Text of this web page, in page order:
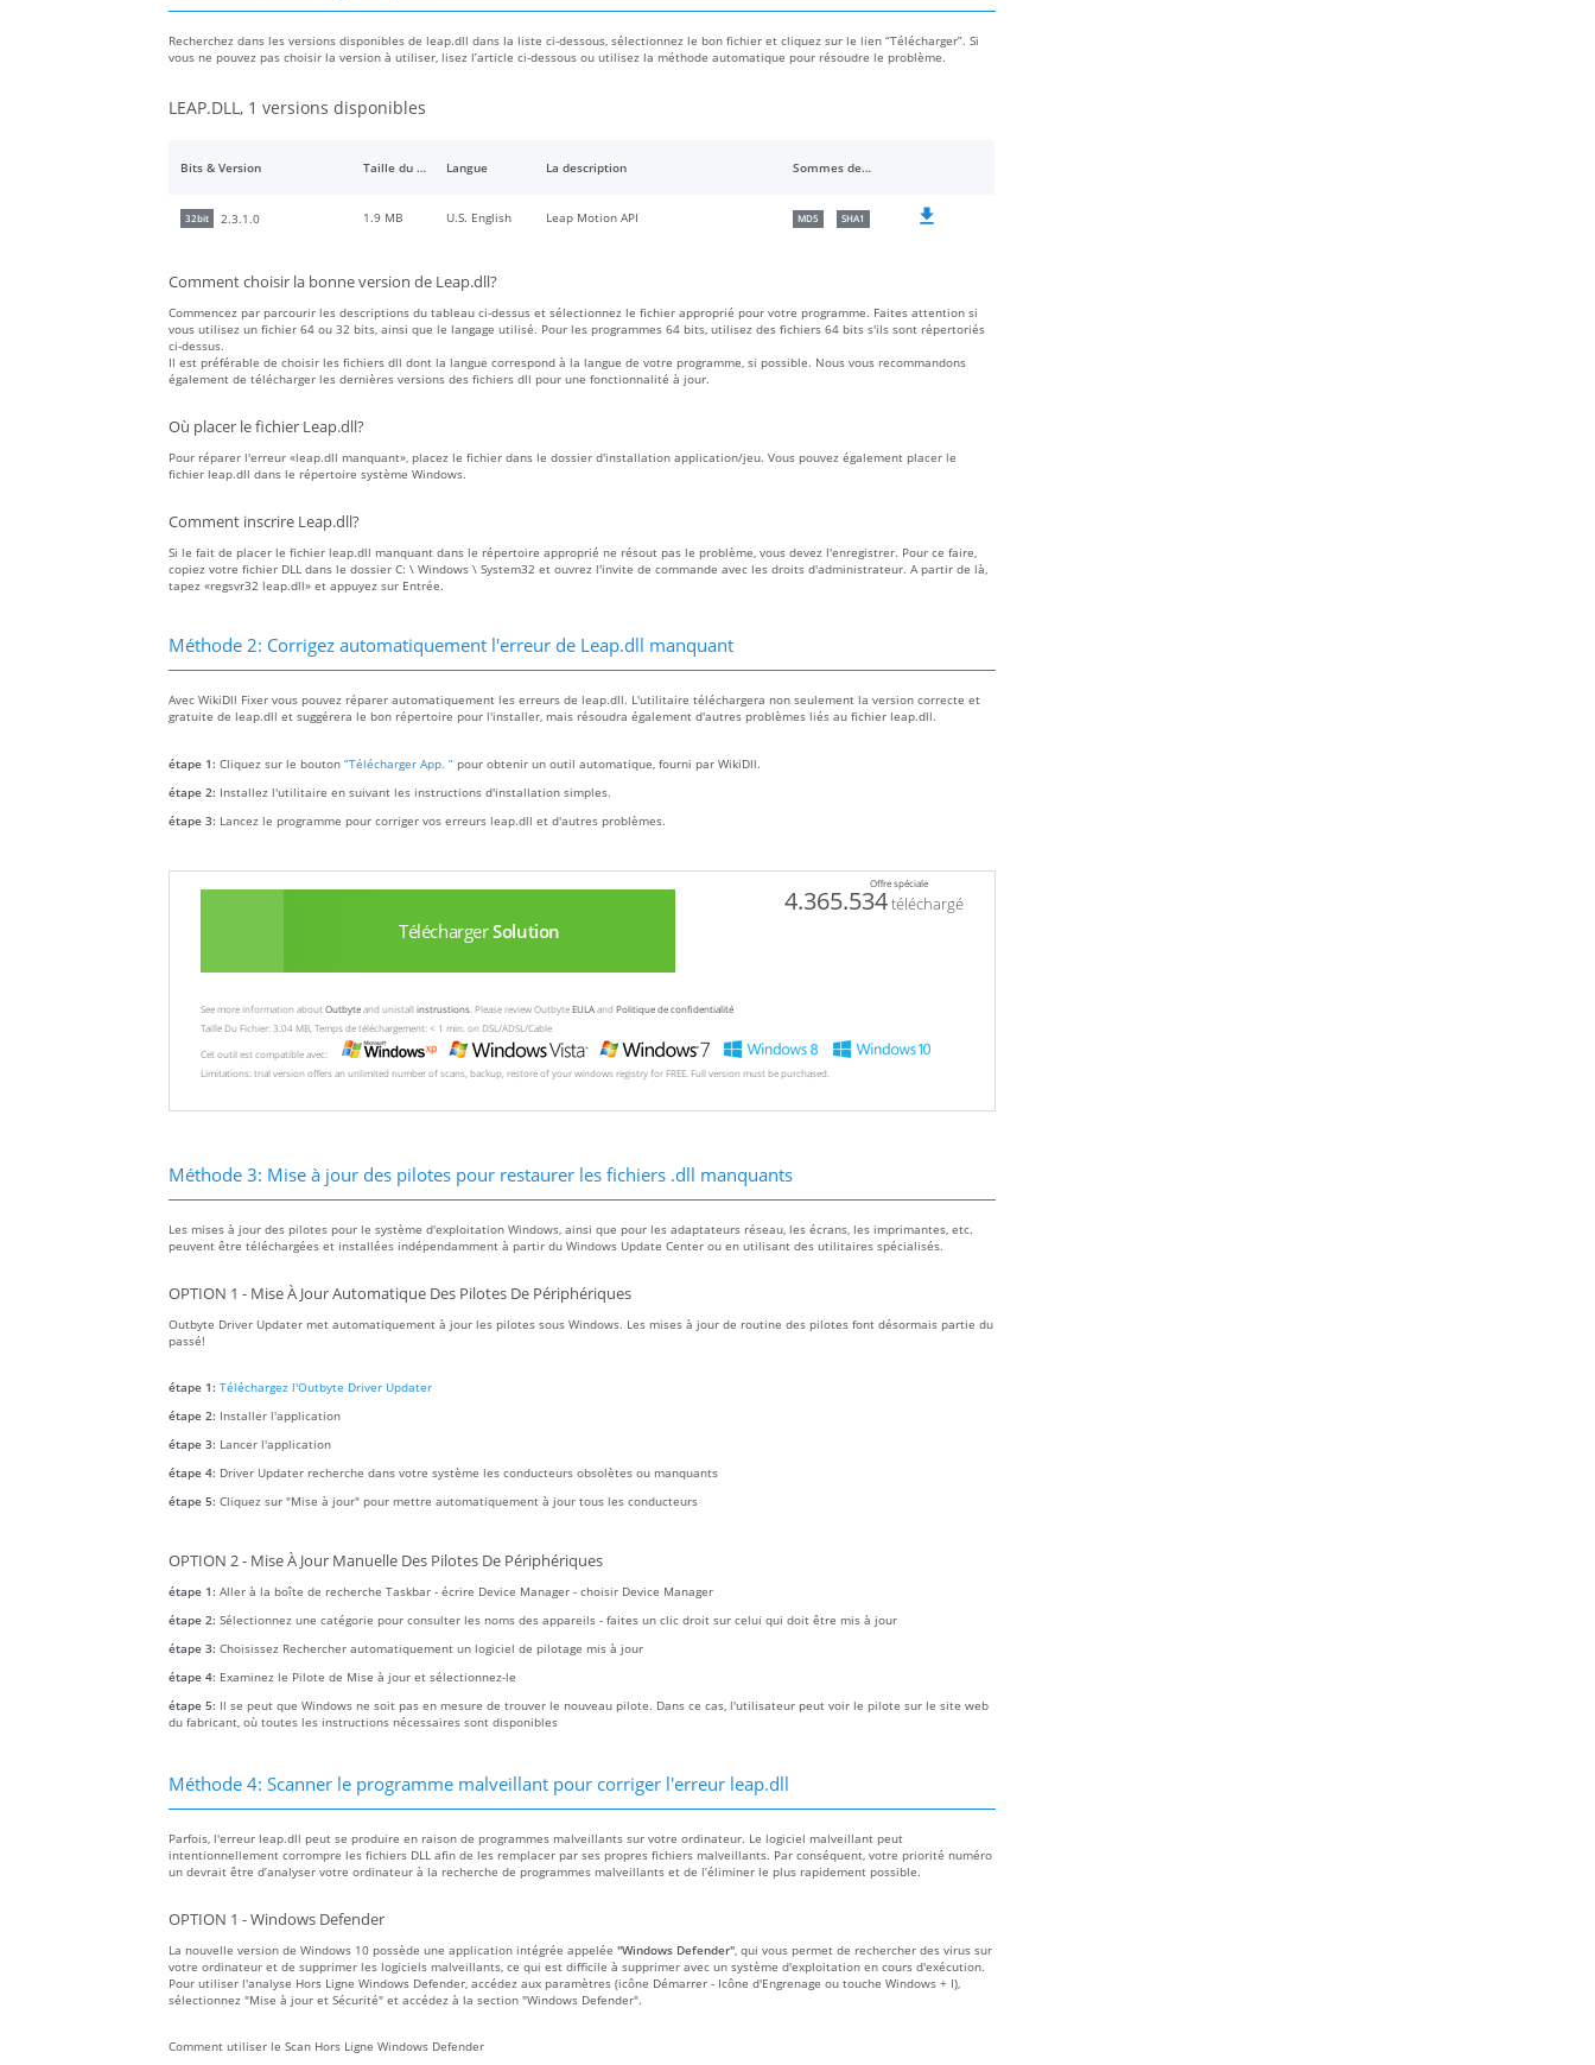
Recherchez dans les versions disponibles de leap.dll dans la liste ci-dessous, sélectionnez le bon fichier et cliquez sur le lien “Télécharger”. Si
vous ne pouvez pas choisir la version à utiliser, lisez l’article ci-dessous ou utilisez la méthode automatique pour résoudre le problème.
LEAP.DLL, 1 versions disponibles
Bits & Version Taille du fichier Langue La description Sommes de contrôle
32bit 2.3.1.0 1.9 MB U.S. English Leap Motion API MD5 SHA1
Comment choisir la bonne version de Leap.dll?
Commencez par parcourir les descriptions du tableau ci-dessus et sélectionnez le fichier approprié pour votre programme. Faites attention si
vous utilisez un fichier 64 ou 32 bits, ainsi que le langage utilisé. Pour les programmes 64 bits, utilisez des fichiers 64 bits s'ils sont répertoriés
ci-dessus.
Il est préférable de choisir les fichiers dll dont la langue correspond à la langue de votre programme, si possible. Nous vous recommandons
également de télécharger les dernières versions des fichiers dll pour une fonctionnalité à jour.
Où placer le fichier Leap.dll?
Pour réparer l'erreur «leap.dll manquant», placez le fichier dans le dossier d'installation application/jeu. Vous pouvez également placer le
fichier leap.dll dans le répertoire système Windows.
Comment inscrire Leap.dll?
Si le fait de placer le fichier leap.dll manquant dans le répertoire approprié ne résout pas le problème, vous devez l'enregistrer. Pour ce faire,
copiez votre fichier DLL dans le dossier C: \ Windows \ System32 et ouvrez l'invite de commande avec les droits d'administrateur. A partir de là,
tapez «regsvr32 leap.dll» et appuyez sur Entrée.
Méthode 2: Corrigez automatiquement l'erreur de Leap.dll manquant
Avec WikiDll Fixer vous pouvez réparer automatiquement les erreurs de leap.dll. L'utilitaire téléchargera non seulement la version correcte et
gratuite de leap.dll et suggérera le bon répertoire pour l'installer, mais résoudra également d'autres problèmes liés au fichier leap.dll.
étape 1: Cliquez sur le bouton “Télécharger App. ” pour obtenir un outil automatique, fourni par WikiDll.
étape 2: Installez l'utilitaire en suivant les instructions d'installation simples.
étape 3: Lancez le programme pour corriger vos erreurs leap.dll et d'autres problèmes.
Offre spéciale
TéléchargerSolution
4.365.534téléchargé
See more information about Outbyteand unistallinstrustions . Please review OutbyteEULAandPolitique de confidentialité
Taille Du Fichier: 3.04 MB, Temps de téléchargement: < 1 min. on DSL/ADSL/Cable
Cet outil est compatible avec:
Limitations: trial version offers an unlimited number of scans, backup, restore of your windows registry for FREE. Full version must be purchased.
Méthode 3: Mise à jour des pilotes pour restaurer les fichiers .dll manquants
Les mises à jour des pilotes pour le système d'exploitation Windows, ainsi que pour les adaptateurs réseau, les écrans, les imprimantes, etc.
peuvent être téléchargées et installées indépendamment à partir du Windows Update Center ou en utilisant des utilitaires spécialisés.
OPTION 1 - Mise À Jour Automatique Des Pilotes De Périphériques
Outbyte Driver Updater met automatiquement à jour les pilotes sous Windows. Les mises à jour de routine des pilotes font désormais partie du
passé!
étape 1: Téléchargez l'Outbyte Driver Updater
étape 2: Installer l'application
étape 3: Lancer l'application
étape 4: Driver Updater recherche dans votre système les conducteurs obsolètes ou manquants
étape 5: Cliquez sur "Mise à jour" pour mettre automatiquement à jour tous les conducteurs
OPTION 2 - Mise À Jour Manuelle Des Pilotes De Périphériques
étape 1: Aller à la boîte de recherche Taskbar - écrire Device Manager - choisir Device Manager
étape 2: Sélectionnez une catégorie pour consulter les noms des appareils - faites un clic droit sur celui qui doit être mis à jour
étape 3: Choisissez Rechercher automatiquement un logiciel de pilotage mis à jour
étape 4: Examinez le Pilote de Mise à jour et sélectionnez-le
étape 5: Il se peut que Windows ne soit pas en mesure de trouver le nouveau pilote. Dans ce cas, l'utilisateur peut voir le pilote sur le site web
du fabricant, où toutes les instructions nécessaires sont disponibles
Méthode 4: Scanner le programme malveillant pour corriger l'erreur leap.dll
Parfois, l'erreur leap.dll peut se produire en raison de programmes malveillants sur votre ordinateur. Le logiciel malveillant peut
intentionnellement corrompre les fichiers DLL afin de les remplacer par ses propres fichiers malveillants. Par conséquent, votre priorité numéro
un devrait être d’analyser votre ordinateur à la recherche de programmes malveillants et de l’éliminer le plus rapidement possible.
OPTION 1 - Windows Defender
La nouvelle version de Windows 10 possède une application intégrée appelée "Windows Defender", qui vous permet de rechercher des virus sur
votre ordinateur et de supprimer les logiciels malveillants, ce qui est difficile à supprimer avec un système d'exploitation en cours d'exécution.
Pour utiliser l'analyse Hors Ligne Windows Defender, accédez aux paramètres (icône Démarrer - Icône d'Engrenage ou touche Windows + I),
sélectionnez "Mise à jour et Sécurité" et accédez à la section "Windows Defender".
Comment utiliser le Scan Hors Ligne Windows Defender